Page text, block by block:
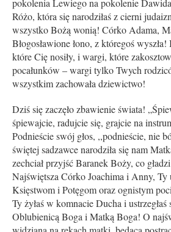
pokolenia Lewiego na pokolenie
Różo, która się narodziłaś z cierni
wszystko Bożą wonią! Córko Adama,
Błogosławione łono, z któregoś wyszła!
które Cię nosiły, i wargi, które
pocałunków – wargi tylko Twych
wszystkim zachowała dziewictwo!
Dziś się zaczęło zbawienie świata!
śpiewajcie, radujcie się, grajcie na
Podnieście swój głos, ,,podnieście, nie
świętej sadzawce narodziła się nam
zechciał przyjść Baranek Boży, co
Najświętsza Córko Joachima i Anny, Ty
Księstwom i Potęgom oraz ognistym
Ty żyłaś w komnacie Ducha i ustrzegłaś
Oblubienicą Boga i Matką Boga! O